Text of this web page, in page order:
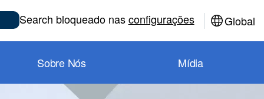
Search bloqueado nasconfigurações Global
Sobre Nós Mídia